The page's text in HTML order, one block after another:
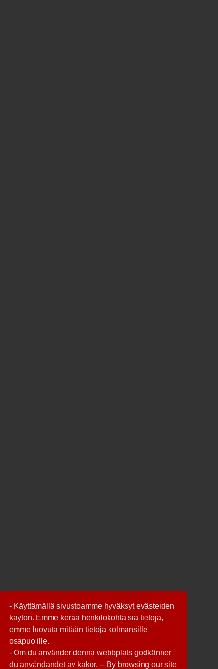
- Käyttämällä sivustoamme hyväksyt evästeiden
käytön. Emme kerää henkilökohtaisia tietoja,
emme luovuta mitään tietoja kolmansille
osapuolille.
- Om du använder denna webbplats godkänner
du användandet av kakor. -- By browsing our site